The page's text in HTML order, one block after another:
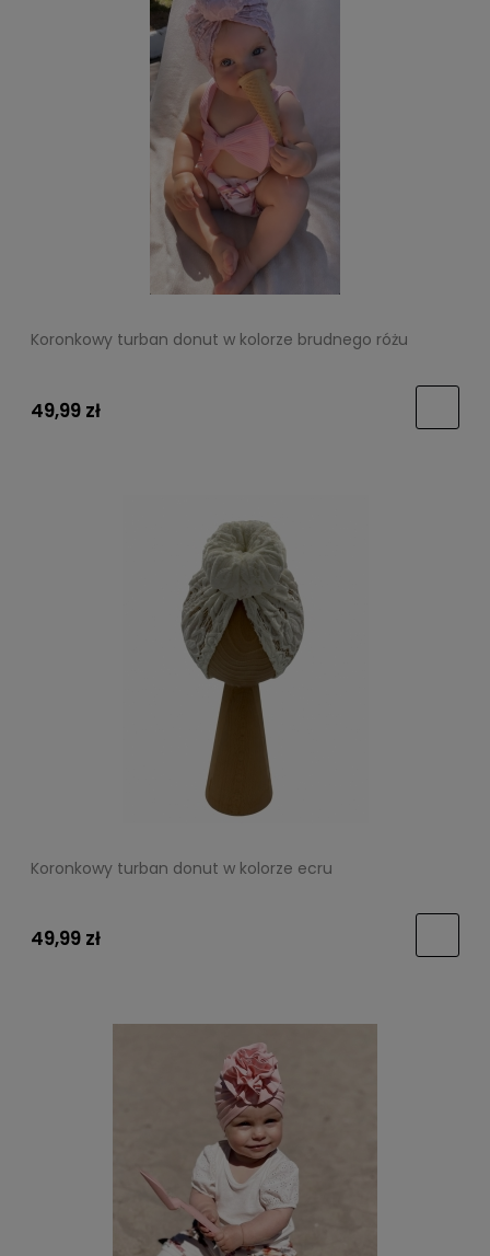
Koronkowy turban donut w kolorze brudnego różu
49,99 zł
Koronkowy turban donut w kolorze ecru
49,99 zł